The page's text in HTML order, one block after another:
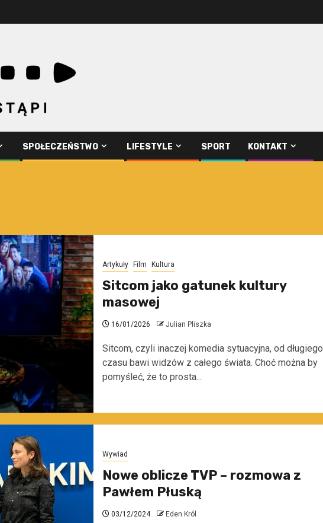
SPOŁECZEŃSTWO LIFESTYLE SPORT KONTAKT
Artykuły Film Kultura
Sitcom jako gatunek kultury
masowej
16/01/2026 Julian Pliszka
Sitcom, czyli inaczej komedia sytuacyjna, od długiego
czasu bawi widzów z całego świata. Choć można by
pomyśleć, że to prosta...
Wywiad
Nowe oblicze TVP – rozmowa z
Pawłem Płuską
03/12/2024 Eden Król